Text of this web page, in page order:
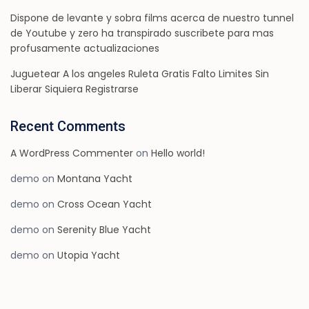
Dispone de levante y sobra films acerca de nuestro tunnel
de Youtube y zero ha transpirado suscribete para mas
profusamente actualizaciones
Juguetear A los angeles Ruleta Gratis Falto Limites Sin
Liberar Siquiera Registrarse
Recent Comments
A WordPress Commenter onHello world!
demo onMontana Yacht
demo onCross Ocean Yacht
demo onSerenity Blue Yacht
demo onUtopia Yacht